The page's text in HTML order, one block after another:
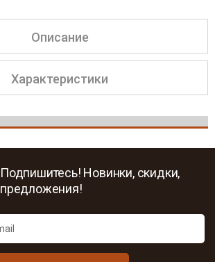
Описание
Характеристики
Подпишитесь! Новинки, скидки,
предложения!